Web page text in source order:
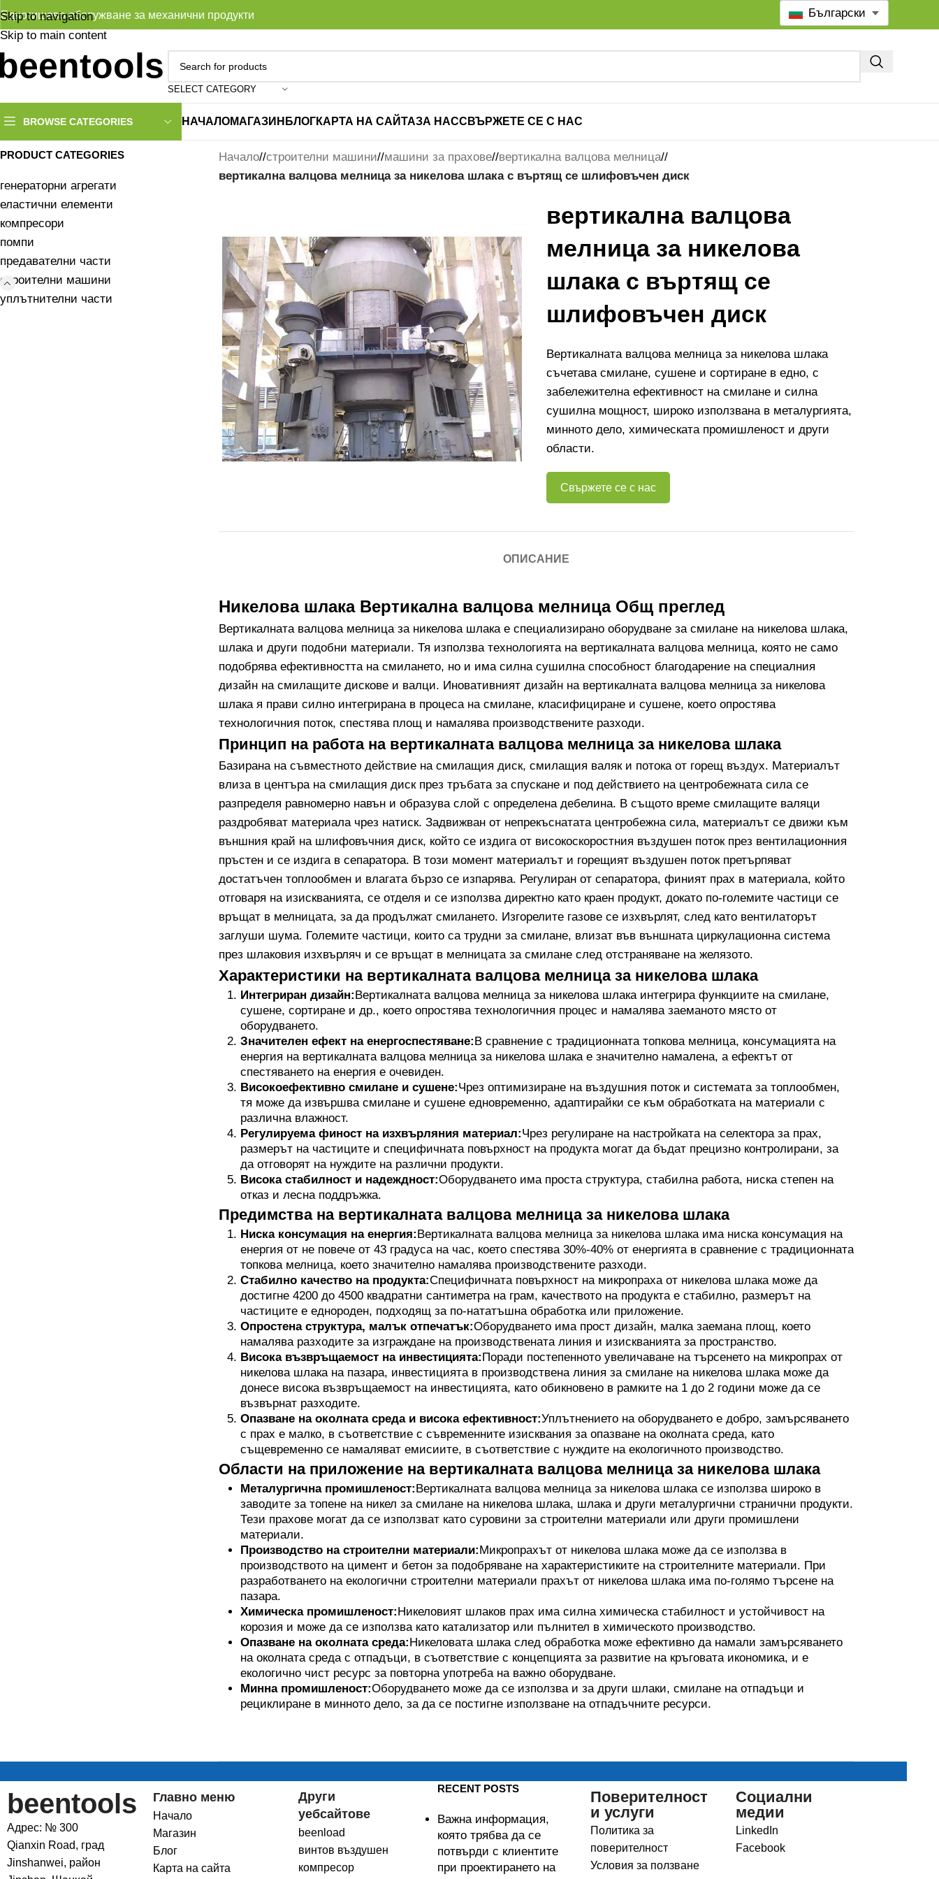
Skip to navigation
Skip to main content
Едногишево обслужване за механични продукти
SELECT CATEGORY
BROWSE CATEGORIES НАЧАЛОМАГАЗИН БЛОГКАРТА НА САЙТАЗА НАССВЪРЖЕТЕ СЕ С НАС
Български
PRODUCT CATEGORIES
генераторни агрегати
еластични елементи
компресори
помпи
предавателни части
строителни машини
уплътнителни части
Начало/ строителни машини/ машини за прахове/ вертикална валцова мелница/
вертикална валцова мелница за никелова шлака с въртящ се шлифовъчен диск
вертикална валцова
мелница за никелова
шлака с въртящ се
шлифовъчен диск
Вертикалната валцова мелница за никелова шлака
съчетава смилане, сушене и сортиране в едно, с
забележителна ефективност на смилане и силна
сушилна мощност, широко използвана в металургията,
минното дело, химическата промишленост и други
области.
Свържете се с нас
ОПИСАНИЕ
Никелова шлака Вертикална валцова мелница Общ преглед
Вертикалната валцова мелница за никелова шлака е специализирано оборудване за смилане на никелова шлака,
шлака и други подобни материали. Тя използва технологията на вертикалната валцова мелница, която не само
подобрява ефективността на смилането, но и има силна сушилна способност благодарение на специалния
дизайн на смилащите дискове и валци. Иновативният дизайн на вертикалната валцова мелница за никелова
шлака я прави силно интегрирана в процеса на смилане, класифициране и сушене, което опростява
технологичния поток, спестява площ и намалява производствените разходи.
Принцип на работа на вертикалната валцова мелница за никелова шлака
Базирана на съвместното действие на смилащия диск, смилащия валяк и потока от горещ въздух. Материалът
влиза в центъра на смилащия диск през тръбата за спускане и под действието на центробежната сила се
разпределя равномерно навън и образува слой с определена дебелина. В същото време смилащите валяци
раздробяват материала чрез натиск. Задвижван от непрекъснатата центробежна сила, материалът се движи към
външния край на шлифовъчния диск, който се издига от високоскоростния въздушен поток през вентилационния
пръстен и се издига в сепаратора. В този момент материалът и горещият въздушен поток претърпяват
достатъчен топлообмен и влагата бързо се изпарява. Регулиран от сепаратора, финият прах в материала, който
отговаря на изискванията, се отделя и се използва директно като краен продукт, докато по-големите частици се
връщат в мелницата, за да продължат смилането. Изгорелите газове се изхвърлят, след като вентилаторът
заглуши шума. Големите частици, които са трудни за смилане, влизат във външната циркулационна система
през шлаковия изхвърляч и се връщат в мелницата за смилане след отстраняване на желязото.
Характеристики на вертикалната валцова мелница за никелова шлака
Интегриран дизайн:Вертикалната валцова мелница за никелова шлака интегрира функциите на смилане,
сушене, сортиране и др., което опростява технологичния процес и намалява заеманото място от
оборудването.
Значителен ефект на енергоспестяване:В сравнение с традиционната топкова мелница, консумацията на
енергия на вертикалната валцова мелница за никелова шлака е значително намалена, а ефектът от
спестяването на енергия е очевиден.
Високоефективно смилане и сушене:Чрез оптимизиране на въздушния поток и системата за топлообмен,
тя може да извършва смилане и сушене едновременно, адаптирайки се към обработката на материали с
различна влажност.
Регулируема финост на изхвърляния материал:Чрез регулиране на настройката на селектора за прах,
размерът на частиците и специфичната повърхност на продукта могат да бъдат прецизно контролирани, за
да отговорят на нуждите на различни продукти.
Висока стабилност и надеждност:Оборудването има проста структура, стабилна работа, ниска степен на
отказ и лесна поддръжка.
Предимства на вертикалната валцова мелница за никелова шлака
Ниска консумация на енергия:Вертикалната валцова мелница за никелова шлака има ниска консумация на
енергия от не повече от 43 градуса на час, което спестява 30%-40% от енергията в сравнение с традиционната
топкова мелница, което значително намалява производствените разходи.
Стабилно качество на продукта:Специфичната повърхност на микропраха от никелова шлака може да
достигне 4200 до 4500 квадратни сантиметра на грам, качеството на продукта е стабилно, размерът на
частиците е еднороден, подходящ за по-нататъшна обработка или приложение.
Опростена структура, малък отпечатък:Оборудването има прост дизайн, малка заемана площ, което
намалява разходите за изграждане на производствената линия и изискванията за пространство.
Висока възвръщаемост на инвестицията:Поради постепенното увеличаване на търсенето на микропрах от
никелова шлака на пазара, инвестицията в производствена линия за смилане на никелова шлака може да
донесе висока възвръщаемост на инвестицията, като обикновено в рамките на 1 до 2 години може да се
възвърнат разходите.
Опазване на околната среда и висока ефективност:Уплътнението на оборудването е добро, замърсяването
с прах е малко, в съответствие с съвременните изисквания за опазване на околната среда, като
същевременно се намаляват емисиите, в съответствие с нуждите на екологичното производство.
Области на приложение на вертикалната валцова мелница за никелова шлака
Металургична промишленост:Вертикалната валцова мелница за никелова шлака се използва широко в
заводите за топене на никел за смилане на никелова шлака, шлака и други металургични странични продукти.
Тези прахове могат да се използват като суровини за строителни материали или други промишлени
материали.
Производство на строителни материали:Микропрахът от никелова шлака може да се използва в
производството на цимент и бетон за подобряване на характеристиките на строителните материали. При
разработването на екологични строителни материали прахът от никелова шлака има по-голямо търсене на
пазара.
Химическа промишленост:Никеловият шлаков прах има силна химическа стабилност и устойчивост на
корозия и може да се използва като катализатор или пълнител в химическото производство.
Опазване на околната среда:Никеловата шлака след обработка може ефективно да намали замърсяването
на околната среда с отпадъци, в съответствие с концепцията за развитие на кръговата икономика, и е
екологично чист ресурс за повторна употреба на важно оборудване.
Минна промишленост:Оборудването може да се използва и за други шлаки, смилане на отпадъци и
рециклиране в минното дело, за да се постигне използване на отпадъчните ресурси.
beentools
Адрес: № 300
Qianxin Road, град
Jinshanwei, район
Главно меню
Начало
Магазин
Блог
Карта на сайта
Други
уебсайтове
beenload
винтов въздушен
компресор
RECENT POSTS
Важна информация,
която трябва да се
потвърди с клиентите
при проектирането на
Поверителност
и услуги
Политика за
поверителност
Условия за ползване
Социални
медии
LinkedIn
Facebook